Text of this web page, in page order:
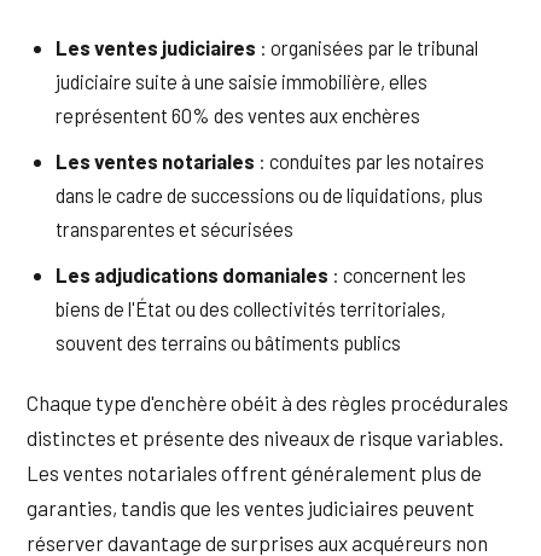
Les ventes judiciaires : organisées par le tribunal
judiciaire suite à une saisie immobilière, elles
représentent 60% des ventes aux enchères
Les ventes notariales : conduites par les notaires
dans le cadre de successions ou de liquidations, plus
transparentes et sécurisées
Les adjudications domaniales : concernent les
biens de l'État ou des collectivités territoriales,
souvent des terrains ou bâtiments publics
Chaque type d'enchère obéit à des règles procédurales
distinctes et présente des niveaux de risque variables.
Les ventes notariales offrent généralement plus de
garanties, tandis que les ventes judiciaires peuvent
réserver davantage de surprises aux acquéreurs non